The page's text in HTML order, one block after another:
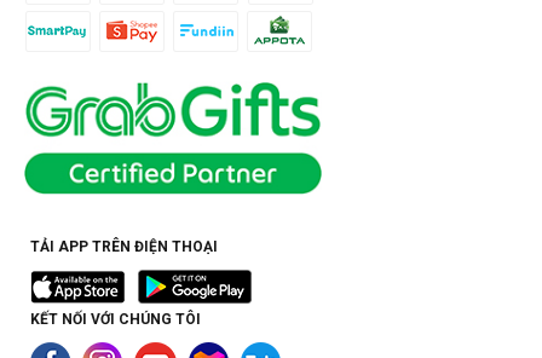
TẢI APP TRÊN ĐIỆN THOẠI
KẾT NỐI VỚI CHÚNG TÔI